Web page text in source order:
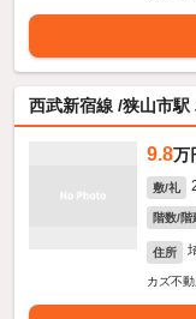
西武新宿線 /狭山市
9.8万
敷/礼
階数/階
住所
カズ不